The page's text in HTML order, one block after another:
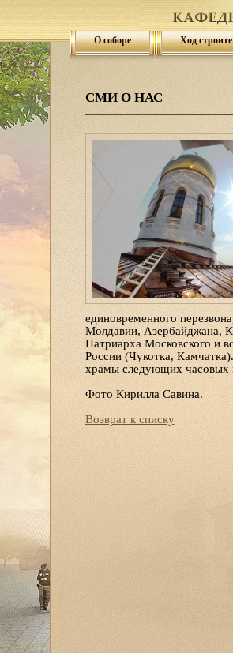
О соборе Ход
СМИ О НАС
единовременного
Молдавии, Азербайджана,
Патриарха Московского и
России (Чукотка,
храмы следующих часовых
Фото Кирилла Савина.
Возврат к списку